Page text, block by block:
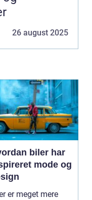
26 august 2025
biler har
mode og
er meget mere